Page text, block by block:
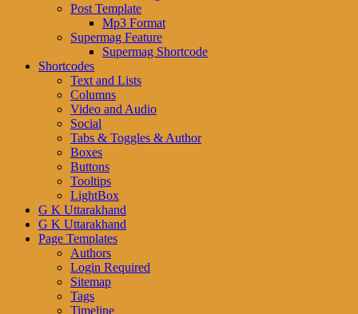
Post Template
Mp3 Format
Supermag Feature
Supermag Shortcode
Shortcodes
Text and Lists
Columns
Video and Audio
Social
Tabs & Toggles & Author
Boxes
Buttons
Tooltips
LightBox
G K Uttarakhand
G K Uttarakhand
Page Templates
Authors
Login Required
Sitemap
Tags
Timeline